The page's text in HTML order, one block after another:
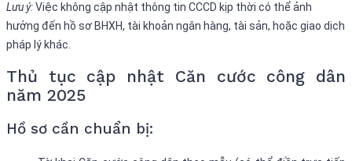
Lưu ý:Việc không cập nhật thông tin CCCD kịp thời có thể ảnh
hưởng đến hồ sơ BHXH, tài khoản ngân hàng, tài sản, hoặc giao dịch
pháp lý khác.
Thủ tục cập nhật Căn cước công dân
năm 2025
Hồ sơ cần chuẩn bị: